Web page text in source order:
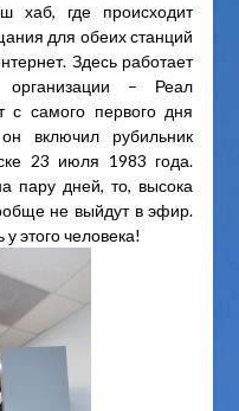
где происходит
для обеих станций
Здесь работает
организации – Реал
с самого первого дня
включил рубильник
23 июля 1983 года.
пару дней, то, высока
не выйдут в эфир.
этого человека!